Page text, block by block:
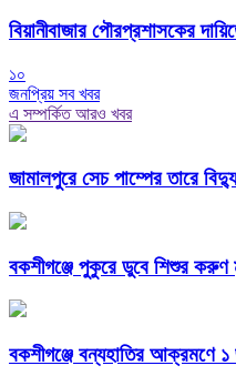
বিয়ানীবাজার পৌরপ্রশাসকের
১০
জনপ্রিয় সব খবর
এ সম্পর্কিত আরও খবর
জামালপুরে সেচ পাম্পের তারে
বকশীগঞ্জে পুকুরে ডুবে শিশুর করুণ
বকশীগঞ্জে বন্যহাতির আক্রমণে